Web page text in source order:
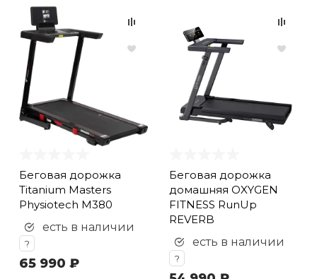
Беговая дорожка
Titanium Masters
Physiotech M380
есть в наличии
?
65 990 ₽
Беговая дорожка
домашняя OXYGEN
FITNESS RunUp
REVERB
есть в наличии
?